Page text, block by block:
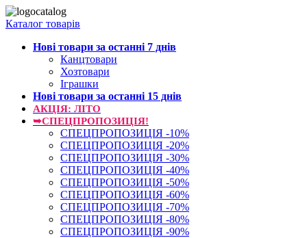
Каталог товарів
Нові товари за останнi 7 днiв
Канцтовари
Хозтовари
Іграшки
Нові товари за останнi 15 днiв
АКЦІЯ: ЛІТО
➥СПЕЦПРОПОЗИЦІЯ!
СПЕЦПРОПОЗИЦІЯ -10%
СПЕЦПРОПОЗИЦІЯ -20%
СПЕЦПРОПОЗИЦІЯ -30%
СПЕЦПРОПОЗИЦІЯ -40%
СПЕЦПРОПОЗИЦІЯ -50%
СПЕЦПРОПОЗИЦІЯ -60%
СПЕЦПРОПОЗИЦІЯ -70%
СПЕЦПРОПОЗИЦІЯ -80%
СПЕЦПРОПОЗИЦІЯ -90%